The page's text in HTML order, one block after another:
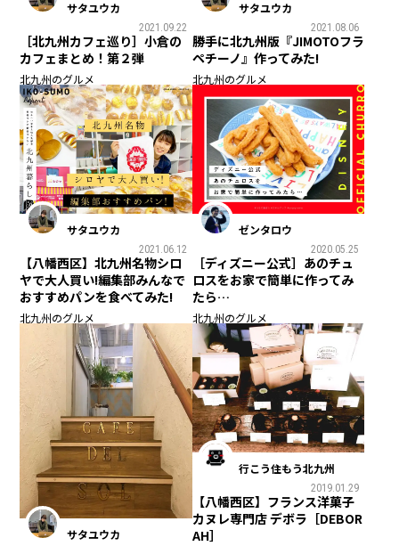
サタユウカ
2021.09.22
［北九州カフェ巡り］小倉の
カフェまとめ！第２弾
北九州のグルメ
サタユウカ
2021.08.06
勝手に北九州版『JIMOTOフラ
ペチーノ』作ってみた!
北九州のグルメ
サタユウカ
2021.06.12
【八幡西区】北九州名物シロ
ヤで大人買い!編集部みんなで
おすすめパンを食べてみた!
北九州のグルメ
ゼンタロウ
2020.05.25
［ディズニー公式］あのチュ
ロスをお家で簡単に作ってみ
たら…
北九州のグルメ
サタユウカ
行こう住もう北九州
2019.01.29
【八幡西区】フランス洋菓子
カヌレ専門店 デボラ［DEBOR
AH］